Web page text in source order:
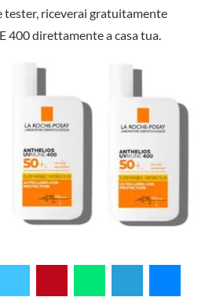
tester, riceverai gratuitamente
400 direttamente a casa tua.